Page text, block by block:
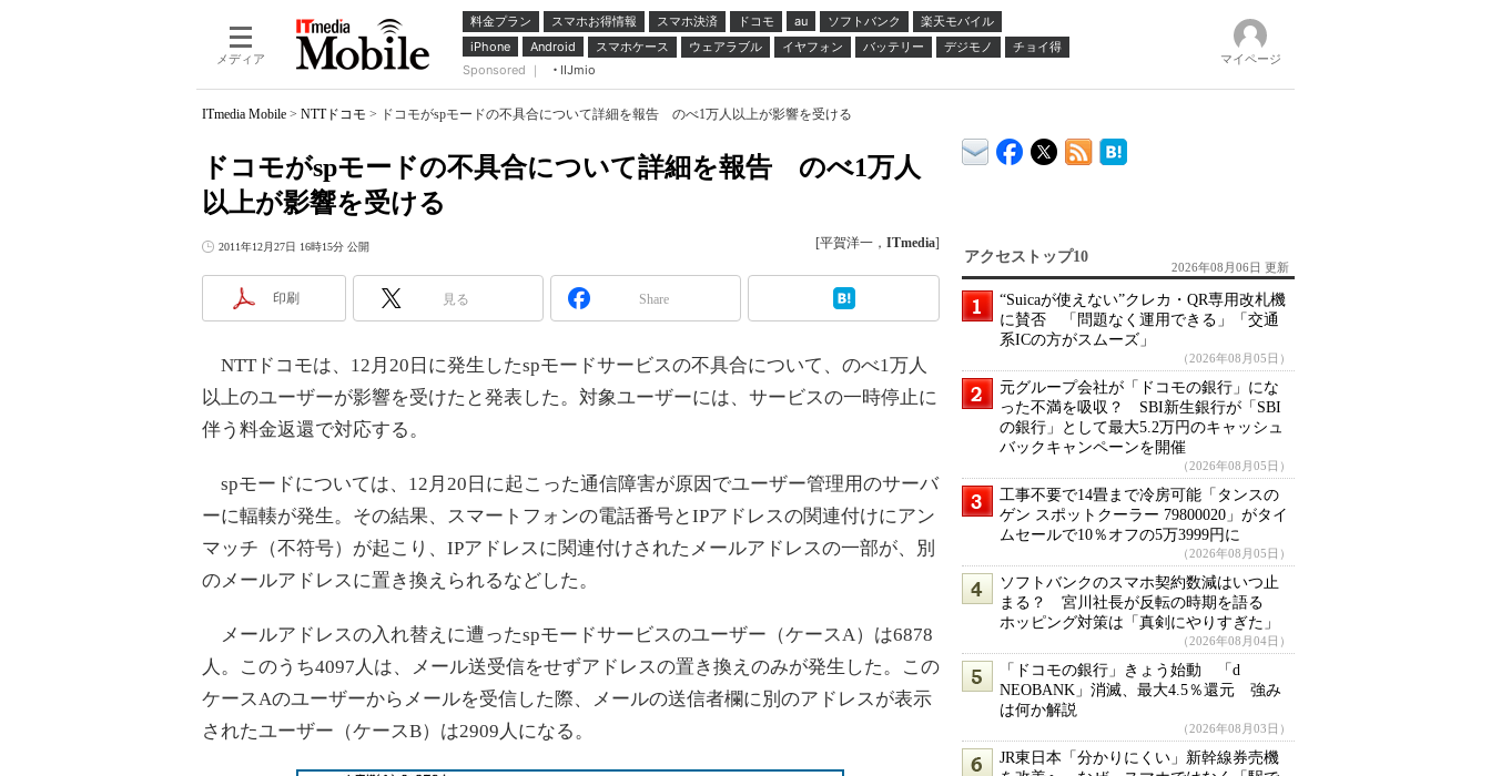
メディア
料金プラン スマホお得情報 スマホ決済 ドコモ au ソフトバンク
楽天モバイル
iPhone
Android スマホケース ウェアラブル イヤフォン バッテリー デジモノ
チョイ得
Sponsored ｜
IIJmio
マイページ
ITmedia Mobile > NTTドコモ > ドコモがspモードの不具合について詳細を報告 のべ1万人以上が影響を受ける
ドコモがspモードの不具合について詳細を報告 のべ1万人
以上が影響を受ける
2011年12月27日 16時15分 公開 [平賀洋一， ITmedia]
印刷 見る Share
NTTドコモは、12月20日に発生したspモードサービスの不具合について、のべ1万人
以上のユーザーが影響を受けたと発表した。対象ユーザーには、サービスの一時停止に
伴う料金返還で対応する。
spモードについては、12月20日に起こった通信障害が原因でユーザー管理用のサーバ
ーに輻輳が発生。その結果、スマートフォンの電話番号とIPアドレスの関連付けにアン
マッチ（不符号）が起こり、IPアドレスに関連付けされたメールアドレスの一部が、別
のメールアドレスに置き換えられるなどした。
メールアドレスの入れ替えに遭ったspモードサービスのユーザー（ケースA）は6878
人。このうち4097人は、メール送受信をせずアドレスの置き換えのみが発生した。この
ケースAのユーザーからメールを受信した際、メールの送信者欄に別のアドレスが表示
されたユーザー（ケースB）は2909人になる。
アクセストップ10
2026年08月06日 更新
“Suicaが使えない”クレカ・QR専用改札機
に賛否 「問題なく運用できる」「交通
系ICの方がスムーズ」
（2026年08月05日）
元グループ会社が「ドコモの銀行」にな
った不満を吸収？ SBI新生銀行が「SBI
の銀行」として最大5.2万円のキャッシュ
バックキャンペーンを開催
（2026年08月05日）
工事不要で14畳まで冷房可能「タンスの
ゲン スポットクーラー 79800020」がタイ
ムセールで10％オフの5万3999円に
（2026年08月05日）
ソフトバンクのスマホ契約数減はいつ止
まる？ 宮川社長が反転の時期を語る
ホッピング対策は「真剣にやりすぎた」
（2026年08月04日）
「ドコモの銀行」きょう始動 「d
NEOBANK」消滅、最大4.5％還元 強み
は何か解説
（2026年08月03日）
JR東日本「分かりにくい」新幹線券売機